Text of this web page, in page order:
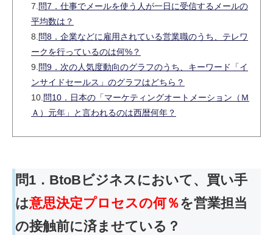
7. 問7．仕事でメールを使う人が一日に受信するメールの
平均数は？
8. 問8．企業などに雇用されている営業職のうち、テレワ
ークを行っているのは何%？
9. 問9．次の人気度動向のグラフのうち、キーワード「イ
ンサイドセールス」のグラフはどちら？
10. 問10．日本の「マーケティングオートメーション（Ｍ
Ａ）元年」と言われるのは西暦何年？
問1．BtoBビジネスにおいて、 買い手
は意思決定プロセスの何％を営業担当
の接触前に済ませている？